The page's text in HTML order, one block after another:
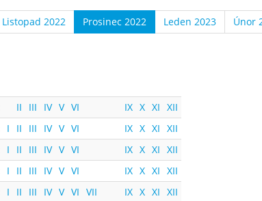
Listopad 2022 Prosinec 2022 Leden 2023 Únor
II III IV V VI IX X XI XII
I II III IV V VI IX X XI XII
I II III IV V VI IX X XI XII
I II III IV V VI IX X XI XII
I II III IV V VI VII IX X XI XII